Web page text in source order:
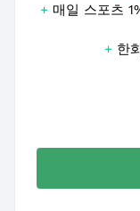
+ 매일 스포츠
+ 한